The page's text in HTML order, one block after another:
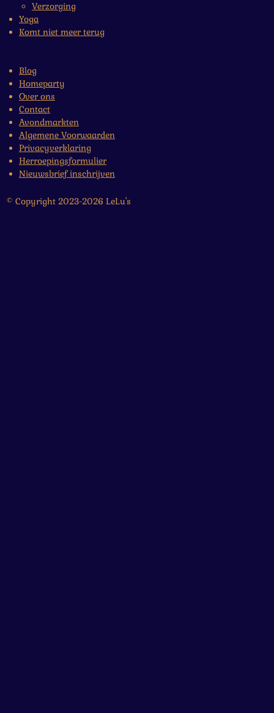
Verzorging
Yoga
Komt niet meer terug
Blog
Homeparty
Over ons
Contact
Avondmarkten
Algemene Voorwaarden
Privacyverklaring
Herroepingsformulier
Nieuwsbrief inschrijven
© Copyright 2023-2026 LeLu's